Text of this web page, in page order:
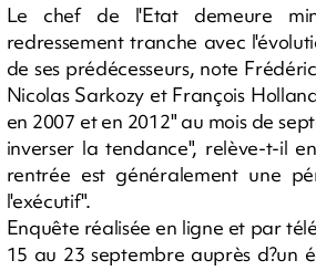
Le chef de l'Etat demeure
redressement tranche avec
de ses prédécesseurs, note
Nicolas Sarkozy et François
en 2007 et en 2012" au mois de
inverser la tendance", relève-t-il
rentrée est généralement une
l'exécutif".
Enquête réalisée en ligne et par
15 au 23 septembre auprès d?un